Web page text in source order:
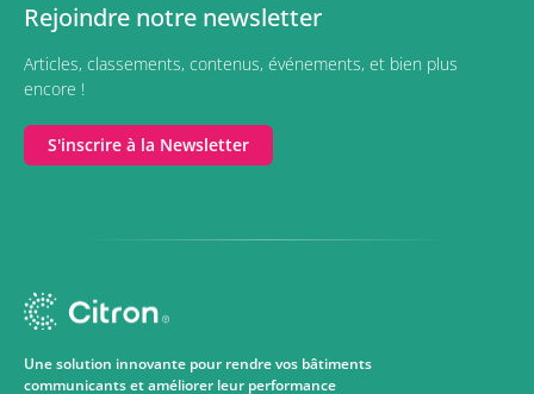
Rejoindre notre newsletter
Articles, classements, contenus, événements, et bien plus
encore !
S'inscrire à la Newsletter
Une solution innovante pour rendre vos bâtiments
communicants et améliorer leur performance